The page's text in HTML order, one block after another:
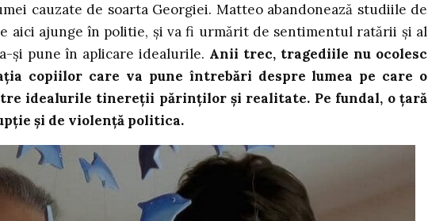
cauzate de soarta Georgiei. Matteo abandonează studiile de
aici ajunge în politie, și va fi urmărit de sentimentul ratării și al
și pune în aplicare idealurile. Anii trec, tragediile nu ocolesc
copiilor care va pune întrebări despre lumea pe care o
idealurile tinereții părinților și realitate. Pe fundal, o țară
și de violență politica.